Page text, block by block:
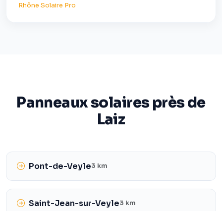
Rhône Solaire Pro
Panneaux solaires près de
Laiz
Pont-de-Veyle3 km
Saint-Jean-sur-Veyle3 km